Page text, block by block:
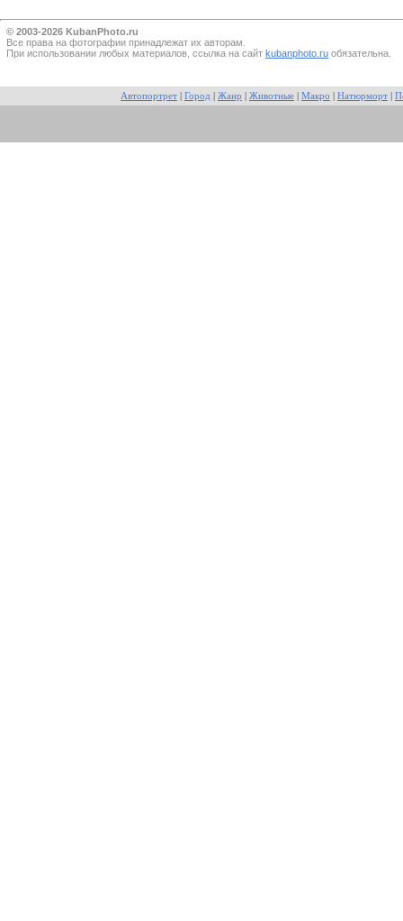
© 2003-2026 KubanPhoto.ru
Все прaва на фотографии принадлежат их авторам.
При использовании любых материалов, ссылка на сайт kubanphoto.ru обязательна.
Автопортрет Город Жанр Животные Макро Натюрморт